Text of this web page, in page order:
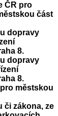
ČR pro
část
dopravy
8.
dopravy
8.
městskou
či zákona, ze